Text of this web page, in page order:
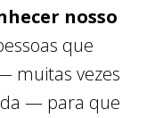
nosso
que
muitas vezes
— para que